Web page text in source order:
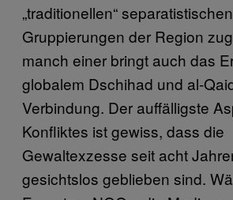
„traditionellen“ separatistischen
Gruppierungen der Region
manch einer bringt auch das
globalem Dschihad und al-
Verbindung. Der auffälligste
Konfliktes ist gewiss, dass die
Gewaltexzesse seit acht
gesichtslos geblieben sind.